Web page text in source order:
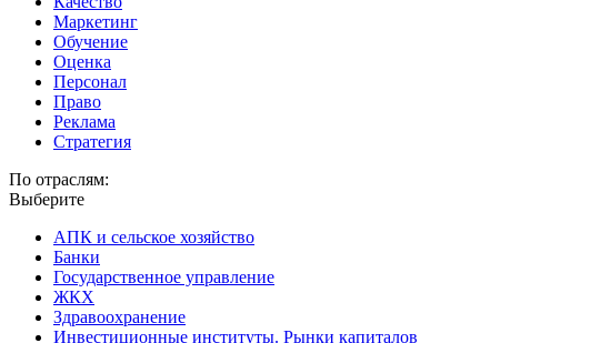
Маркетинг
Обучение
Оценка
Персонал
Право
Реклама
Стратегия
По отраслям:
Выберите
АПК и сельское хозяйство
Банки
Государственное управление
ЖКХ
Здравоохранение
Инвестиционные институты. Рынки капиталов